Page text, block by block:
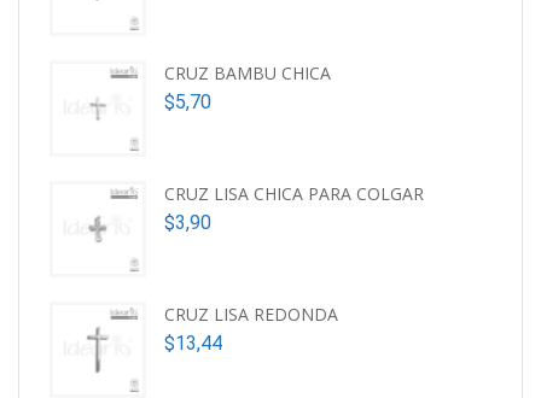
CRUZ BAMBU CHICA
$5,70
CRUZ LISA CHICA PARA COLGAR
$3,90
CRUZ LISA REDONDA
$13,44